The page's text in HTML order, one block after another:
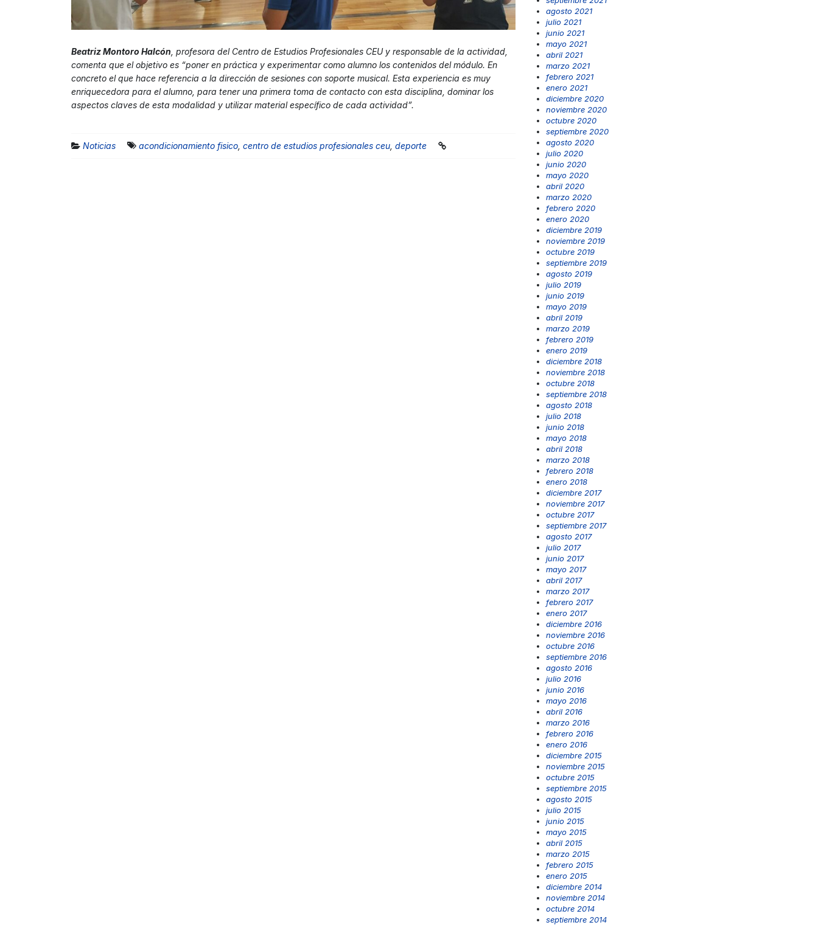
Beatriz Montoro Halcón , profesora del Centro de Estudios Profesionales CEU y responsable de la actividad,
comenta que el objetivo es “poner en práctica y experimentar como alumno los contenidos del módulo. En
concreto el que hace referencia a la dirección de sesiones con soporte musical. Esta experiencia es muy
enriquecedora para el alumno, para tener una primera toma de contacto con esta disciplina, dominar los
aspectos claves de esta modalidad y utilizar material específico de cada actividad”.
Noticias acondicionamiento fisico centro de estudios profesionales ceu deporte
agosto 2021
julio 2021
junio 2021
mayo 2021
abril 2021
marzo 2021
febrero 2021
enero 2021
diciembre 2020
noviembre 2020
octubre 2020
septiembre 2020
agosto 2020
julio 2020
junio 2020
mayo 2020
abril 2020
marzo 2020
febrero 2020
enero 2020
diciembre 2019
noviembre 2019
octubre 2019
septiembre 2019
agosto 2019
julio 2019
junio 2019
mayo 2019
abril 2019
marzo 2019
febrero 2019
enero 2019
diciembre 2018
noviembre 2018
octubre 2018
septiembre 2018
agosto 2018
julio 2018
junio 2018
mayo 2018
abril 2018
marzo 2018
febrero 2018
enero 2018
diciembre 2017
noviembre 2017
octubre 2017
septiembre 2017
agosto 2017
julio 2017
junio 2017
mayo 2017
abril 2017
marzo 2017
febrero 2017
enero 2017
diciembre 2016
noviembre 2016
octubre 2016
septiembre 2016
agosto 2016
julio 2016
junio 2016
mayo 2016
abril 2016
marzo 2016
febrero 2016
enero 2016
diciembre 2015
noviembre 2015
octubre 2015
septiembre 2015
agosto 2015
julio 2015
junio 2015
mayo 2015
abril 2015
marzo 2015
febrero 2015
enero 2015
diciembre 2014
noviembre 2014
octubre 2014
septiembre 2014